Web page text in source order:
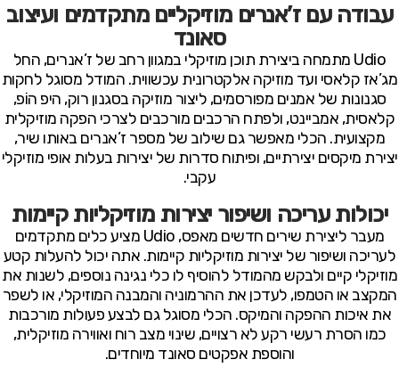
עבודה עם ז’אנרים מוזיקליים מתקדמים ועיצוב
סאונד
Udio מתמחה ביצירת תוכן מוזיקלי במגוון רחב של ז’אנרים, החל
מג’אז קלאסי ועד מוזיקה אלקטרונית עכשווית. המודל מסוגל לחקות
סגנונות של אמנים מפורסמים, ליצור מוזיקה בסגנון רוק, היפ הוֹפ,
קלאסית, אמביינט, ולפתח הרכבים מורכבים לצרכי הפקה מוזיקלית
מקצועית. הכלי מאפשר גם שילוב של מספר ז’אנרים באותו שיר,
יצירת מיקסים יצירתיים, ופיתוח סדרות של יצירות בעלות אופי מוזיקלי
עקבי.
יכולות עריכה ושיפור יצירות מוזיקליות קיימות
מעבר ליצירת שירים חדשים מאפס, Udio מציע כלים מתקדמים
לעריכה ושיפור של יצירות מוזיקליות קיימות. אתה יכול להעלות קטע
מוזיקלי קיים ולבקש מהמודל להוסיף לו כלי נגינה נוספים, לשנות את
המקצב או הטמפו, לעדכן את ההרמוניה והמבנה המוזיקלי, או לשפר
את איכות ההפקה והמיקס. הכלי מסוגל גם לבצע פעולות מורכבות
כמו הסרת רעשי רקע לא רצויים, שינוי מצב רוח ואווירה מוזיקלית,
והוספת אפקטים סאונד מיוחדים.